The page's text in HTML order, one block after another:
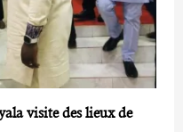
visite des lieux de